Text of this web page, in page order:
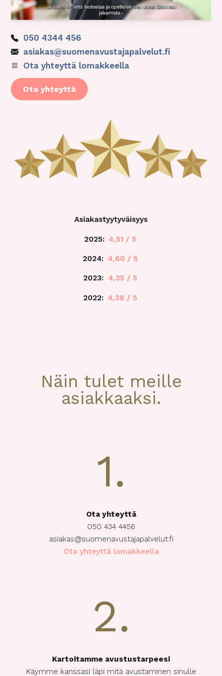
050 4344 456
asiakas@suomenavustajapalvelut.fi
Ota yhteyttä lomakkeella
Ota yhteyttä
Asiakastyytyväisyys
2025: 4,51 / 5
2024: 4,60 / 5
2023: 4,35 / 5
2022: 4,38 / 5
Näin tulet meille
asiakkaaksi.
1.
Ota yhteyttä
050 434 4456
asiakas@suomenavustajapalvelut.fi
Ota yhteyttä lomakkeella
2.
Kartoitamme avustustarpeesi
Käymme kanssasi läpi mitä avustaminen sinulle